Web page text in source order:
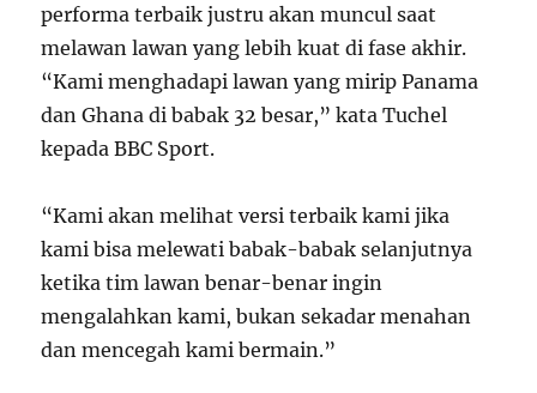
performa terbaik justru akan muncul saat
melawan lawan yang lebih kuat di fase akhir.
“Kami menghadapi lawan yang mirip Panama
dan Ghana di babak 32 besar,” kata Tuchel
kepada BBC Sport.
“Kami akan melihat versi terbaik kami jika
kami bisa melewati babak-babak selanjutnya
ketika tim lawan benar-benar ingin
mengalahkan kami, bukan sekadar menahan
dan mencegah kami bermain.”